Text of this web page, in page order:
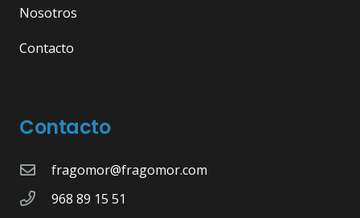
Nosotros
Contacto
Contacto
fragomor@fragomor.com
968 89 15 51